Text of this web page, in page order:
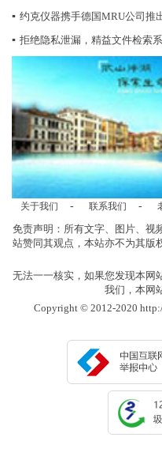
▪ 约克仪器携手德国MRU公司推
▪ 拒绝隐私泄漏，精益文件检索
关于我们 - 联系我们 -
免责声明：所有文字、图片、视
站赞同其观点，本站亦不为其版
无法一一核实，如果您发现本网
我们，本网
Copyright © 2012-2020